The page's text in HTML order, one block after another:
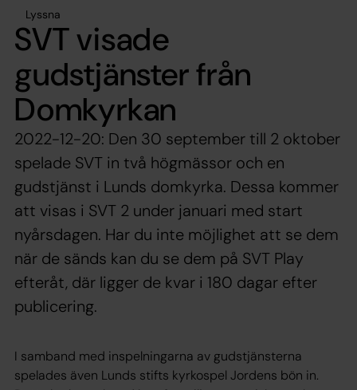
Lyssna
SVT visade
gudstjänster från
Domkyrkan
2022-12-20: Den 30 september till 2 oktober
spelade SVT in två högmässor och en
gudstjänst i Lunds domkyrka. Dessa kommer
att visas i SVT 2 under januari med start
nyårsdagen. Har du inte möjlighet att se dem
när de sänds kan du se dem på SVT Play
efteråt, där ligger de kvar i 180 dagar efter
publicering.
I samband med inspelningarna av gudstjänsterna
spelades även Lunds stifts kyrkospel Jordens bön in.